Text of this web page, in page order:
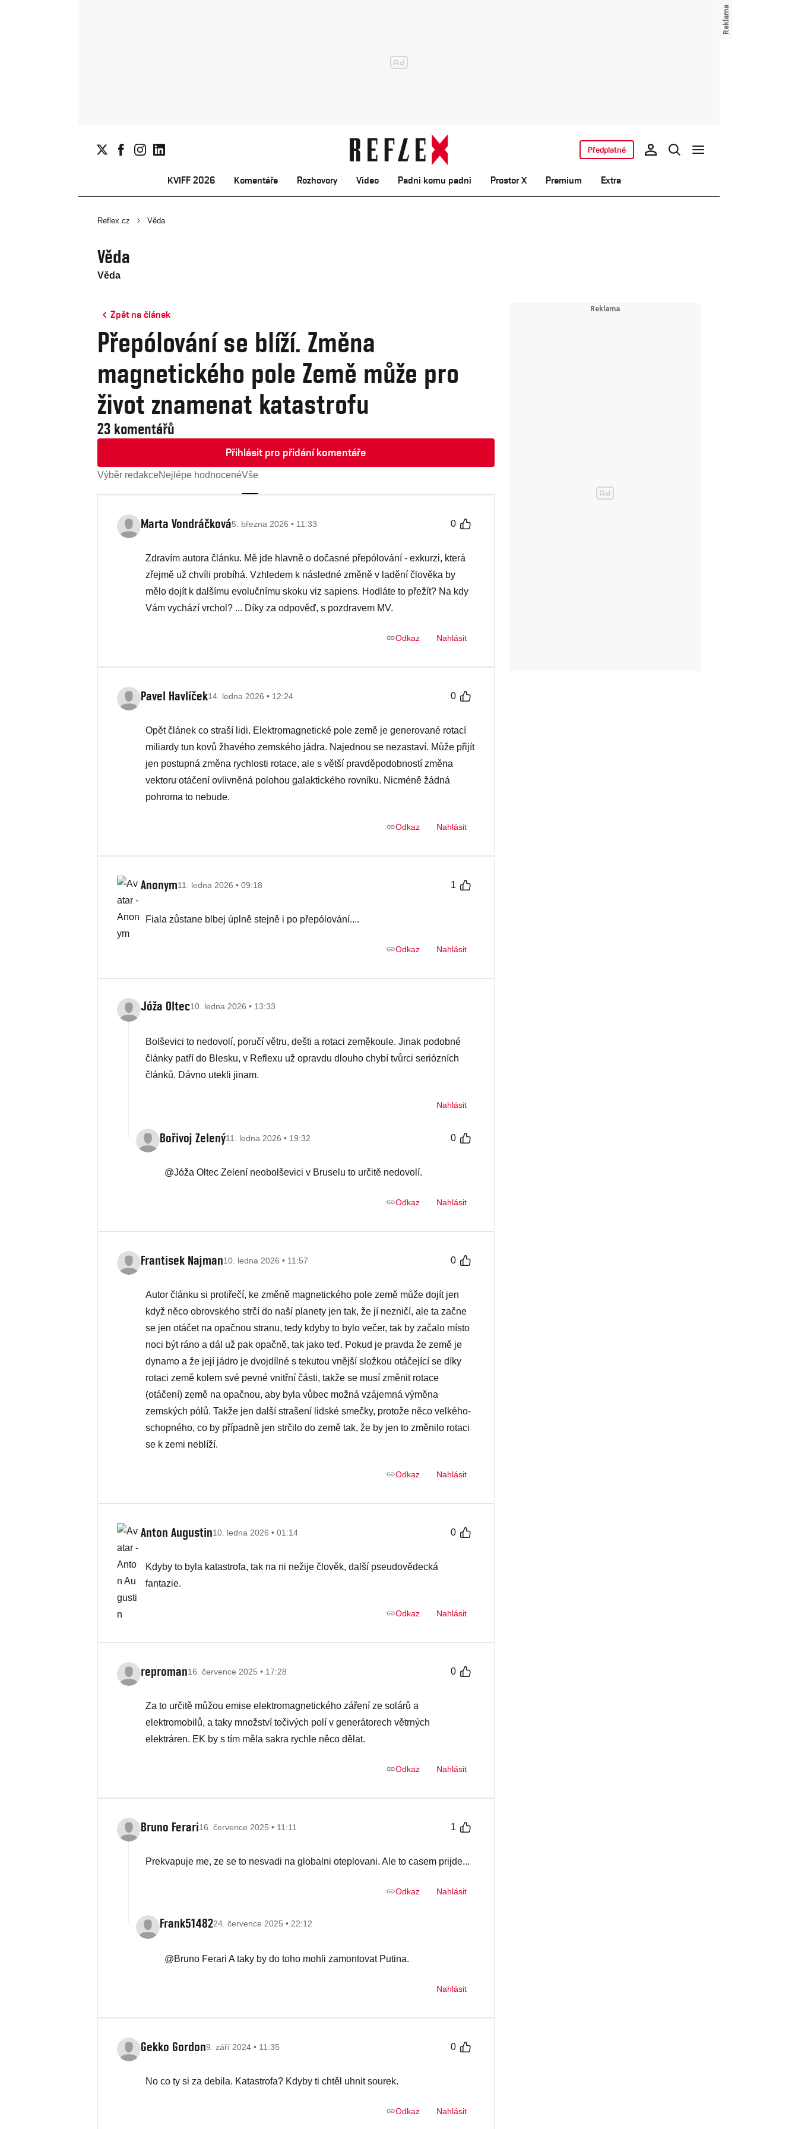
KVIFF 2026 Komentáře Rozhovory Video Padni komu padni Prostor X Premium Extra
Předplatné
Reflex.cz Věda
Věda
Věda
Zpět na článek
Přepólování se blíží. Změna
magnetického pole Země může pro
život znamenat katastrofu
23 komentářů
Přihlásit pro přidání komentáře
Výběr redakceNejlépe hodnocenéVše
Marta Vondráčková5. března 2026 • 11:33 0
Zdravím autora článku. Mě jde hlavně o dočasné přepólování - exkurzi, která
zřejmě už chvíli probíhá. Vzhledem k následné změně v ladění člověka by
mělo dojít k dalšímu evolučnímu skoku viz sapiens. Hodláte to přežít? Na kdy
Vám vychází vrchol? ... Díky za odpověď, s pozdravem MV.
Odkaz Nahlásit
Pavel Havlíček14. ledna 2026 • 12:24 0
Opět článek co straší lidi. Elektromagnetické pole země je generované rotací
miliardy tun kovů žhavého zemského jádra. Najednou se nezastaví. Může přijít
jen postupná změna rychlosti rotace, ale s větší pravděpodobností změna
vektoru otáčení ovlivněná polohou galaktického rovníku. Nicméně žádná
pohroma to nebude.
Odkaz Nahlásit
Anonym11. ledna 2026 • 09:18 1
Fiala zůstane blbej úplně stejně i po přepólování....
Odkaz Nahlásit
Jóža Oltec10. ledna 2026 • 13:33
Bolševici to nedovolí, poručí větru, dešti a rotaci zeměkoule. Jinak podobné
články patří do Blesku, v Reflexu už opravdu dlouho chybí tvůrci seriózních
článků. Dávno utekli jinam.
Nahlásit
Bořivoj Zelený11. ledna 2026 • 19:32 0
@Jóža Oltec Zelení neobolševici v Bruselu to určitě nedovolí.
Odkaz Nahlásit
Frantisek Najman10. ledna 2026 • 11:57 0
Autor článku si protiřečí, ke změně magnetického pole země může dojít jen
když něco obrovského strčí do naší planety jen tak, že jí nezničí, ale ta začne
se jen otáčet na opačnou stranu, tedy kdyby to bylo večer, tak by začalo místo
noci být ráno a dál už pak opačně, tak jako teď. Pokud je pravda že země je
dynamo a že její jádro je dvojdílné s tekutou vnější složkou otáčející se díky
rotaci země kolem své pevné vnitřní části, takže se musí změnit rotace
(otáčení) země na opačnou, aby byla vůbec možná vzájemná výměna
zemských pólů. Takže jen další strašení lidské smečky, protože něco velkého-
schopného, co by případně jen strčilo do země tak, že by jen to změnilo rotaci
se k zemi neblíží.
Odkaz Nahlásit
Anton Augustin10. ledna 2026 • 01:14 0
Kdyby to byla katastrofa, tak na ni nežije člověk, další pseudovědecká
fantazie.
Odkaz Nahlásit
reproman16. července 2025 • 17:28 0
Za to určitě můžou emise elektromagnetického záření ze solárů a
elektromobilů, a taky množství točivých polí v generátorech větrných
elektráren. EK by s tím měla sakra rychle něco dělat.
Odkaz Nahlásit
Bruno Ferari16. července 2025 • 11:11 1
Prekvapuje me, ze se to nesvadi na globalni oteplovani. Ale to casem prijde...
Odkaz Nahlásit
Frank5148224. července 2025 • 22:12
@Bruno Ferari A taky by do toho mohli zamontovat Putina.
Nahlásit
Gekko Gordon9. září 2024 • 11:35 0
No co ty si za debila. Katastrofa? Kdyby ti chtěl uhnit sourek.
Odkaz Nahlásit